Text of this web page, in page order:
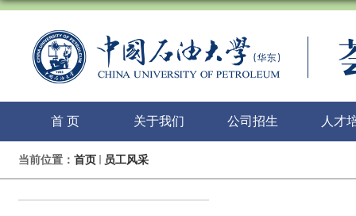
首 页 关于我们 公司招生 人才
当前位置： 首页 员工风采